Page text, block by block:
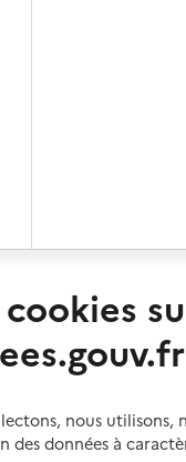
nous
données à